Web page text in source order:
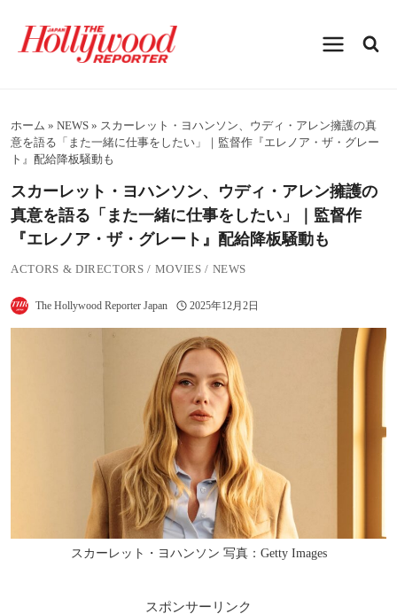
プホーム » NEWS » スカーレット・ヨハンソン、ウディ・アレン擁護の真
意を語る「また一緒に仕事をしたい」｜監督作『エレノア・ザ・グレー
ト』配給降板騒動も
スカーレット・ヨハンソン、ウディ・アレン擁護の
真意を語る「また一緒に仕事をしたい」｜監督作
『エレノア・ザ・グレート』配給降板騒動も
ACTORS & DIRECTORS / MOVIES / NEWS
The Hollywood Reporter Japan 2025年12月2日
スカーレット・ヨハンソン 写真：Getty Images
スポンサーリンク